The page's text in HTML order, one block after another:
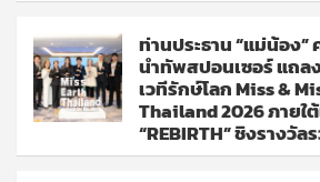
ท่านประธาน “แม่น้อง”
นำทัพสปอนเซอร์ แถล
เวทีรักษ์โลก Miss &
Thailand 2026 ภายใ
“REBIRTH” ชิงรางวัล